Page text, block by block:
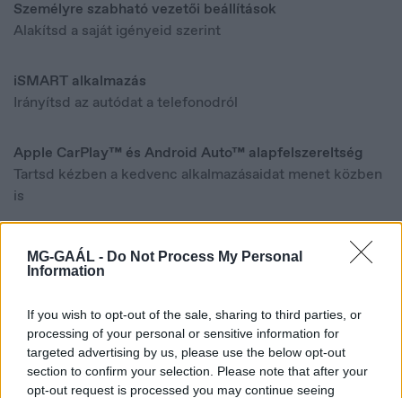
MG-GAÁL - Do Not Process My Personal
Information
If you wish to opt-out of the sale, sharing to third parties, or
processing of your personal or sensitive information for
targeted advertising by us, please use the below opt-out
section to confirm your selection. Please note that after your
opt-out request is processed you may continue seeing
Személyre szabható vezetői beállítások
Alakítsd a saját igényeid szerint
iSMART alkalmazás
Irányítsd az autódat a telefonodról
Apple CarPlay™ és Android Auto™ alapfelszereltség
Tartsd kézben a kedvenc alkalmazásaidat menet közben
is
Fedezd fel!